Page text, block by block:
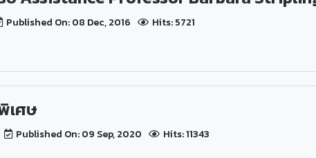
Published On: 08 Dec, 2016 Hits: 5721
เศษ
Published On: 09 Sep, 2020 Hits: 11343